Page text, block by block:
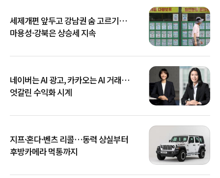
세제개편 앞두고 강남권 숨 고르기…
마용성·강북은 상승세 지속
네이버는 AI 광고, 카카오는 AI 거래…
엇갈린 수익화 시계
지프·혼다·벤츠 리콜…동력 상실부터
후방카메라 먹통까지